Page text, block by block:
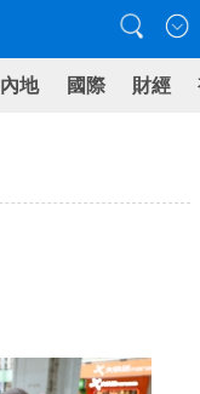
內地 國際 財經